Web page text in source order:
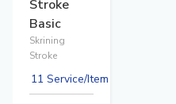
Stroke
Basic
Skrining
Stroke
11 Service/Item